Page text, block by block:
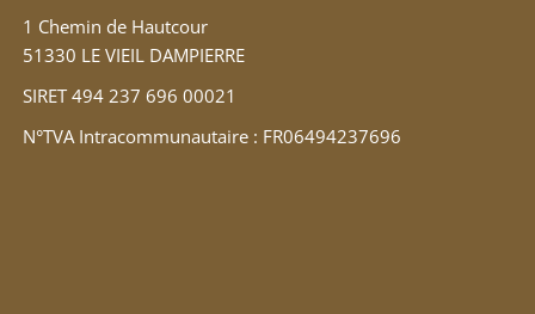
1 Chemin de Hautcour
51330 LE VIEIL DAMPIERRE
SIRET 494 237 696 00021
N°TVA Intracommunautaire : FR06494237696